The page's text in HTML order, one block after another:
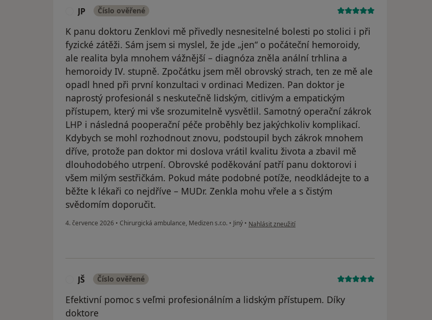
JP Číslo ověřené
K panu doktoru Zenklovi mě přivedly nesnesitelné bolesti po stolici i při
fyzické zátěži. Sám jsem si myslel, že jde „jen“ o počáteční hemoroidy,
ale realita byla mnohem vážnější – diagnóza zněla anální trhlina a
hemoroidy IV. stupně. Zpočátku jsem měl obrovský strach, ten ze mě ale
opadl hned při první konzultaci v ordinaci Medizen. Pan doktor je
naprostý profesionál s neskutečně lidským, citlivým a empatickým
přístupem, který mi vše srozumitelně vysvětlil. Samotný operační zákrok
LHP i následná pooperační péče proběhly bez jakýchkoliv komplikací.
Kdybych se mohl rozhodnout znovu, podstoupil bych zákrok mnohem
dříve, protože pan doktor mi doslova vrátil kvalitu života a zbavil mě
dlouhodobého utrpení. Obrovské poděkování patří panu doktorovi i
všem milým sestřičkám. Pokud máte podobné potíže, neodkládejte to a
běžte k lékaři co nejdříve – MUDr. Zenkla mohu vřele a s čistým
svědomím doporučit.
4. července 2026 • Chirurgická ambulance, Medizen s.r.o. • Jiný • podle názoru uživatele JP
Nahlásit zneužití
JŠ Číslo ověřené
Efektivní pomoc s veľmi profesionálním a lidským přístupem. Díky
doktore